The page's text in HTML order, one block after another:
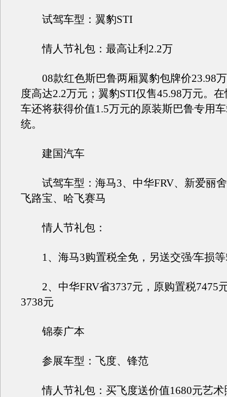
试驾车型：翼豹STI
情人节礼包：最高让利2.2万
08款红色斯巴鲁两厢翼豹包牌价23.98
度高达2.2万元；翼豹STI仅售45.98万元。
车还将获得价值1.5万元的原装斯巴鲁专用
统。
建国汽车
试驾车型：海马3、中华FRV、新爱丽
飞路宝、哈飞赛马
情人节礼包：
1、海马3购置税全免，另送交强∕车损等
2、中华FRV省3737元，原购置税7475
3738元
锦泰广本
参展车型：飞度、锋范
情人节礼包：买飞度送价值1680元艺术